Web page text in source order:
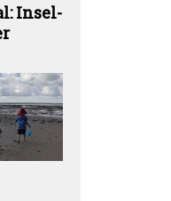
Insel-